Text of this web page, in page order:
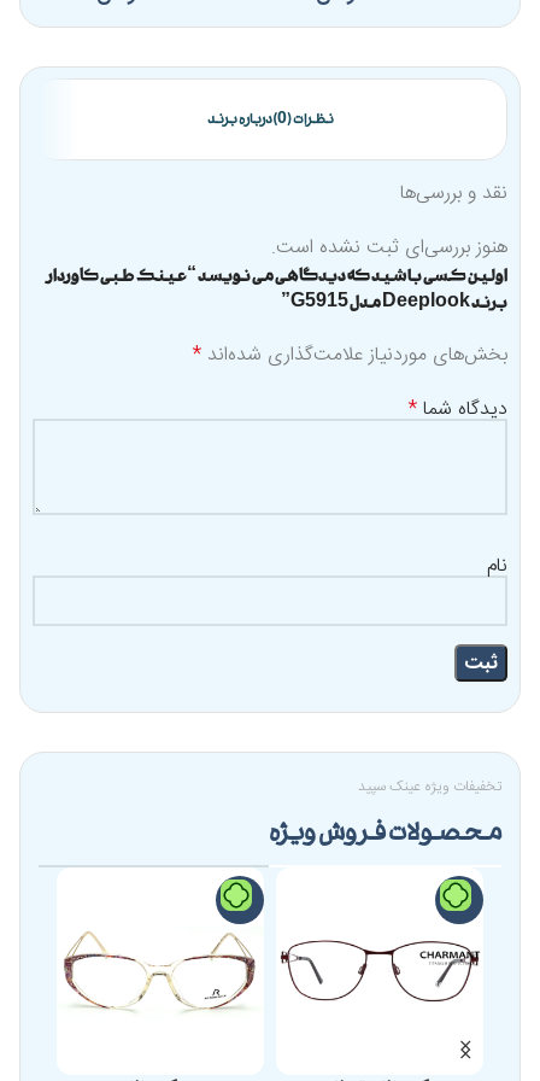
نظرات (0) درباره برند
نقد و بررسی‌ها
هنوز بررسی‌ای ثبت نشده است.
اولین کسی باشید که دیدگاهی می نویسد “عینک طبی کاوردار
برند Deeplook مدل G5915”
بخش‌های موردنیاز علامت‌گذاری شده‌اند *
دیدگاه شما*
نام
تخفیفات ویژه عینک سپید
محصولات فروش ویژه
-17%
-19%